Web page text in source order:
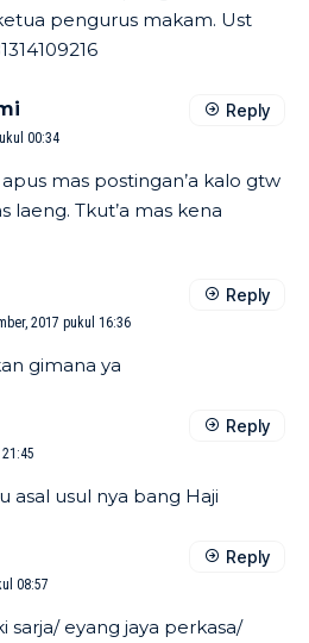
pengurus makam. Ust
00:34
apus mas postingan’a kalo gtw
laeng. Tkut’a mas kena
Reply
2017 pukul 16:36
gimana ya
Reply
asal usul nya bang Haji
Reply
08:57
sarja/ eyang jaya perkasa/
Reply